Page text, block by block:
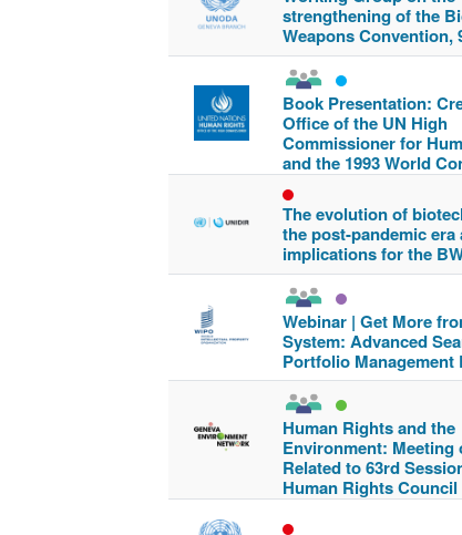
strengthening of the
Weapons Convention,
Book Presentation:
Office of the UN High
Commissioner for
and the 1993 World
The evolution of
the post-pandemic era
implications for the
Webinar | Get More
System: Advanced
Portfolio Management
Human Rights and the
Environment: Meeting
Related to 63rd
Human Rights Council